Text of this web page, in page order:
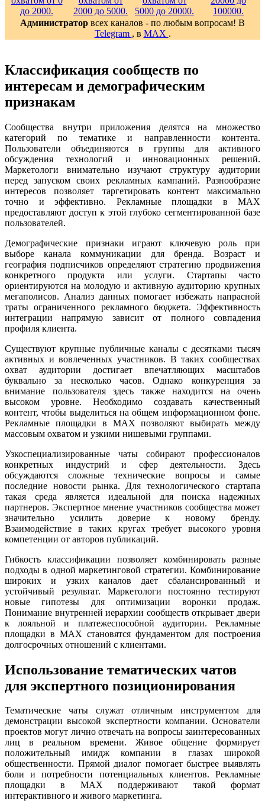
Администратор всех каналов - по любым вопросам! В
Telegram , в MAX .
Классификация сообществ по
интересам и демографическим
признакам
Сообщества внутри приложения делятся на множество
категорий по тематике и направленности контента.
Пользователи объединяются в группы для активного
обсуждения технологий и инновационных решений.
Маркетологи внимательно изучают структуру аудитории
перед запуском своих рекламных кампаний. Разнообразие
интересов позволяет таргетировать контент максимально
точно и эффективно. Рекламные площадки в MAX
предоставляют доступ к этой глубоко сегментированной базе
пользователей.
Демографические признаки играют ключевую роль при
выборе канала коммуникации для бренда. Возраст и
география подписчиков определяют стратегию продвижения
конкретного продукта или услуги. Стартапы часто
ориентируются на молодую и активную аудиторию крупных
мегаполисов. Анализ данных помогает избежать напрасной
траты ограниченного рекламного бюджета. Эффективность
интеграции напрямую зависит от полного совпадения
профиля клиента.
Существуют крупные публичные каналы с десятками тысяч
активных и вовлеченных участников. В таких сообществах
охват аудитории достигает впечатляющих масштабов
буквально за несколько часов. Однако конкуренция за
внимание пользователя здесь также находится на очень
высоком уровне. Необходимо создавать качественный
контент, чтобы выделиться на общем информационном фоне.
Рекламные площадки в MAX позволяют выбирать между
массовым охватом и узкими нишевыми группами.
Узкоспециализированные чаты собирают профессионалов
конкретных индустрий и сфер деятельности. Здесь
обсуждаются сложные технические вопросы и самые
последние новости рынка. Для технологического стартапа
такая среда является идеальной для поиска надежных
партнеров. Экспертное мнение участников сообщества может
значительно усилить доверие к новому бренду.
Взаимодействие в таких кругах требует высокого уровня
компетенции от авторов публикаций.
Гибкость классификации позволяет комбинировать разные
подходы в одной маркетинговой стратегии. Комбинирование
широких и узких каналов дает сбалансированный и
устойчивый результат. Маркетологи постоянно тестируют
новые гипотезы для оптимизации воронки продаж.
Понимание внутренней иерархии сообществ открывает двери
к лояльной и платежеспособной аудитории. Рекламные
площадки в MAX становятся фундаментом для построения
долгосрочных отношений с клиентами.
Использование тематических чатов
для экспертного позиционирования
Тематические чаты служат отличным инструментом для
демонстрации высокой экспертности компании. Основатели
проектов могут лично отвечать на вопросы заинтересованных
лиц в реальном времени. Живое общение формирует
положительный имидж компании в глазах широкой
общественности. Прямой диалог помогает быстрее выявлять
боли и потребности потенциальных клиентов. Рекламные
площадки в MAX поддерживают такой формат
интерактивного и живого маркетинга.